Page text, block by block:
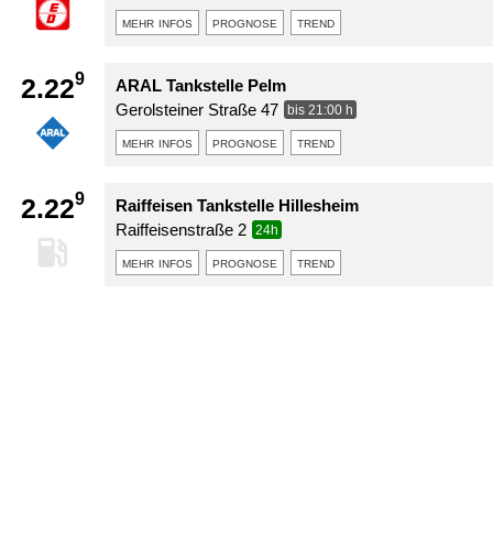
mehr infos prognose trend
2.229
ARAL Tankstelle Pelm
Gerolsteiner Straße 47
bis 21:00 h
mehr infos prognose trend
2.229
Raiffeisen Tankstelle Hillesheim
Raiffeisenstraße 2
24h
mehr infos prognose trend